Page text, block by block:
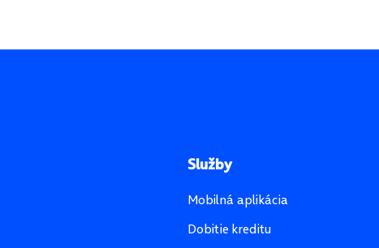
Služby
Mobilná aplikácia
Dobitie kreditu